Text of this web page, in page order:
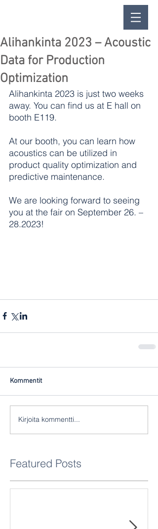
Alihankinta 2023 – Acoustic
Data for Production
Optimization
Alihankinta 2023 is just two weeks
away. You can find us at E hall on
booth E119.
At our booth, you can learn how
acoustics can be utilized in
product quality optimization and
predictive maintenance.
We are looking forward to seeing
you at the fair on September 26. –
28.2023!
Kommentit
Kirjoita kommentti...
Featured Posts